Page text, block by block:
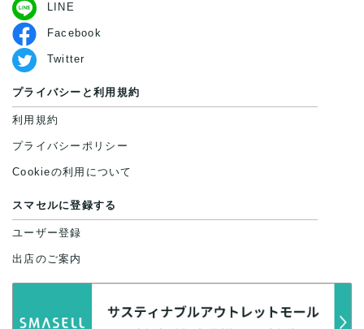
LINE
Facebook
Twitter
プライバシーと利用規約
利用規約
プライバシーポリシー
Cookieの利用について
スマセルに登録する
ユーザー登録
出店のご案内